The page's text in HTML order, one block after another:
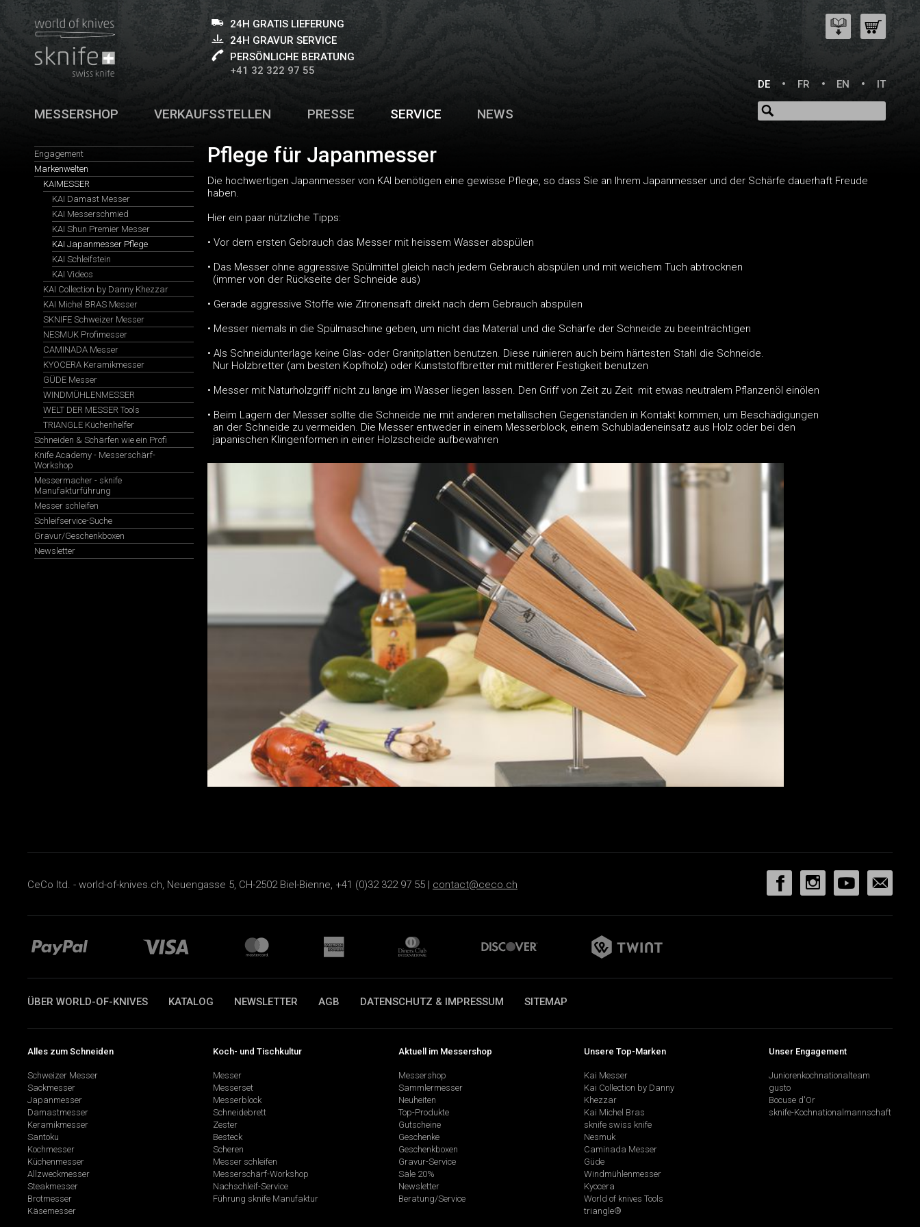
24H GRATIS LIEFERUNG
24H GRAVUR SERVICE
PERSÖNLICHE BERATUNG
+41 32 322 97 55
DE
FR EN IT
MESSERSHOP VERKAUFSSTELLEN PRESSE SERVICE NEWS
Engagement
Markenwelten
KAIMESSER
KAI Damast Messer
KAI Messerschmied
KAI Shun Premier Messer
KAI Japanmesser Pflege
KAI Schleifstein
KAI Videos
KAI Collection by Danny Khezzar
KAI Michel BRAS Messer
SKNIFE Schweizer Messer
NESMUK Profimesser
CAMINADA Messer
KYOCERA Keramikmesser
GÜDE Messer
WINDMÜHLENMESSER
WELT DER MESSER Tools
TRIANGLE Küchenhelfer
Schneiden & Schärfen wie ein Profi
Knife Academy - Messerschärf-
Workshop
Messermacher - sknife
Manufakturführung
Messer schleifen
Schleifservice-Suche
Gravur/Geschenkboxen
Newsletter
Pflege für Japanmesser
Die hochwertigen Japanmesser von KAI benötigen eine gewisse Pflege, so dass Sie an Ihrem Japanmesser und der Schärfe dauerhaft Freude
haben.
Hier ein paar nützliche Tipps:
• Vor dem ersten Gebrauch das Messer mit heissem Wasser abspülen
• Das Messer ohne aggressive Spülmittel gleich nach jedem Gebrauch abspülen und mit weichem Tuch abtrocknen
(immer von der Rückseite der Schneide aus)
• Gerade aggressive Stoffe wie Zitronensaft direkt nach dem Gebrauch abspülen
• Messer niemals in die Spülmaschine geben, um nicht das Material und die Schärfe der Schneide zu beeinträchtigen
• Als Schneidunterlage keine Glas- oder Granitplatten benutzen. Diese ruinieren auch beim härtesten Stahl die Schneide.
Nur Holzbretter (am besten Kopfholz) oder Kunststoffbretter mit mittlerer Festigkeit benutzen
• Messer mit Naturholzgriff nicht zu lange im Wasser liegen lassen. Den Griff von Zeit zu Zeit mit etwas neutralem Pflanzenöl einölen
• Beim Lagern der Messer sollte die Schneide nie mit anderen metallischen Gegenständen in Kontakt kommen, um Beschädigungen
an der Schneide zu vermeiden. Die Messer entweder in einem Messerblock, einem Schubladeneinsatz aus Holz oder bei den
japanischen Klingenformen in einer Holzscheide aufbewahren
CeCo ltd. - world-of-knives.ch, Neuengasse 5, CH-2502 Biel-Bienne, +41 (0)32 322 97 55 | contact@ceco.ch
ÜBER WORLD-OF-KNIVES KATALOG NEWSLETTER AGB DATENSCHUTZ & IMPRESSUM SITEMAP
Alles zum Schneiden
Schweizer Messer
Sackmesser
Japanmesser
Damastmesser
Keramikmesser
Santoku
Kochmesser
Küchenmesser
Allzweckmesser
Steakmesser
Brotmesser
Käsemesser
Koch- und Tischkultur
Messer
Messerset
Messerblock
Schneidebrett
Zester
Besteck
Scheren
Messer schleifen
Messerschärf-Workshop
Nachschleif-Service
Führung sknife Manufaktur
Aktuell im Messershop
Messershop
Sammlermesser
Neuheiten
Top-Produkte
Gutscheine
Geschenke
Geschenkboxen
Gravur-Service
Sale 20%
Newsletter
Beratung/Service
Unsere Top-Marken
Kai Messer
Kai Collection by Danny
Khezzar
Kai Michel Bras
sknife swiss knife
Nesmuk
Caminada Messer
Güde
Windmühlenmesser
Kyocera
World of knives Tools
triangle®
Unser Engagement
Juniorenkochnationalteam
gusto
Bocuse d'Or
sknife-Kochnationalmannschaft